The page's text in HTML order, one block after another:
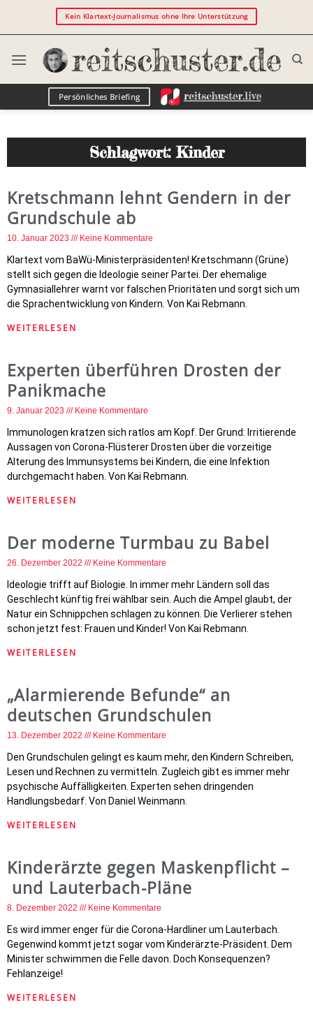
Kein Klartext-Journalismus ohne Ihre Unterstützung
Persönliches Briefing
Schlagwort: Kinder
Kretschmann lehnt Gendern in der
Grundschule ab
10. Januar 2023 Keine Kommentare
Klartext vom BaWü-Ministerpräsidenten! Kretschmann (Grüne)
stellt sich gegen die Ideologie seiner Partei. Der ehemalige
Gymnasiallehrer warnt vor falschen Prioritäten und sorgt sich um
die Sprachentwicklung von Kindern. Von Kai Rebmann.
WEITERLESEN
Experten überführen Drosten der
Panikmache
9. Januar 2023 Keine Kommentare
Immunologen kratzen sich ratlos am Kopf. Der Grund: Irritierende
Aussagen von Corona-Flüsterer Drosten über die vorzeitige
Alterung des Immunsystems bei Kindern, die eine Infektion
durchgemacht haben. Von Kai Rebmann.
WEITERLESEN
Der moderne Turmbau zu Babel
26. Dezember 2022 Keine Kommentare
Ideologie trifft auf Biologie. In immer mehr Ländern soll das
Geschlecht künftig frei wählbar sein. Auch die Ampel glaubt, der
Natur ein Schnippchen schlagen zu können. Die Verlierer stehen
schon jetzt fest: Frauen und Kinder! Von Kai Rebmann.
WEITERLESEN
„Alarmierende Befunde“ an
deutschen Grundschulen
13. Dezember 2022 Keine Kommentare
Den Grundschulen gelingt es kaum mehr, den Kindern Schreiben,
Lesen und Rechnen zu vermitteln. Zugleich gibt es immer mehr
psychische Auffälligkeiten. Experten sehen dringenden
Handlungsbedarf. Von Daniel Weinmann.
WEITERLESEN
Kinderärzte gegen Maskenpflicht –
und Lauterbach-Pläne
8. Dezember 2022 Keine Kommentare
Es wird immer enger für die Corona-Hardliner um Lauterbach.
Gegenwind kommt jetzt sogar vom Kinderärzte-Präsident. Dem
Minister schwimmen die Felle davon. Doch Konsequenzen?
Fehlanzeige!
WEITERLESEN